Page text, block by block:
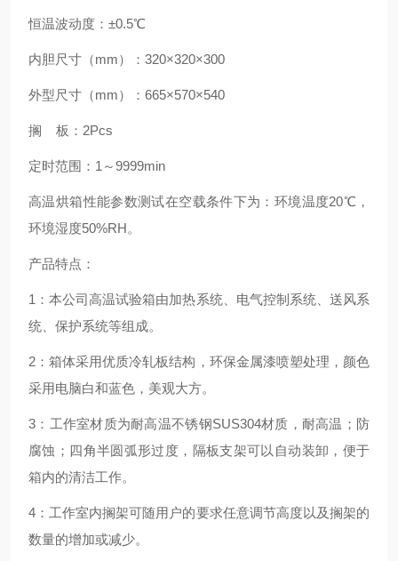
恒温波动度：±0.5℃
内胆尺寸（mm）：320×320×300
外型尺寸（mm）：665×570×540
搁 板：2Pcs
定时范围：1～9999min
高温烘箱性能参数测试在空载条件下为：环境温度20℃，
环境湿度50%RH。
产品特点：
1：本公司高温试验箱由加热系统、电气控制系统、送风系
统、保护系统等组成。
2：箱体采用优质冷轧板结构，环保金属漆喷塑处理，颜色
采用电脑白和蓝色，美观大方。
3：工作室材质为耐高温不锈钢SUS304材质，耐高温；防
腐蚀；四角半圆弧形过度，隔板支架可以自动装卸，便于
箱内的清洁工作。
4：工作室内搁架可随用户的要求任意调节高度以及搁架的
数量的增加或减少。